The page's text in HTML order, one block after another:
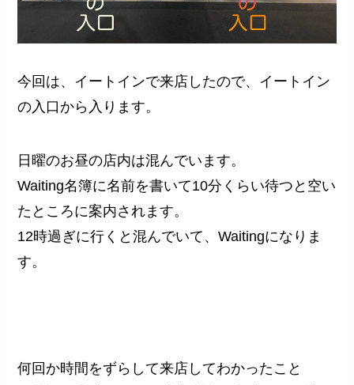
今回は、イートインで来店したので、イートイン
の入口から入ります。
日曜のお昼の店内は混んでいます。
Waiting名簿に名前を書いて10分くらい待つと空い
たところに案内されます。
12時過ぎに行くと混んでいて、Waitingになりま
す。
何回か時間をずらして来店してわかったこと